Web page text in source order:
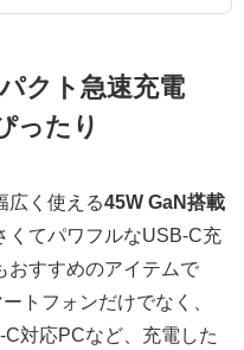
クト急速充電
ったり
広く使える45W GaN搭載
くてパワフルなUSB-C充
おすすめのアイテムで
トフォンだけでなく、
対応PCなど、充電した